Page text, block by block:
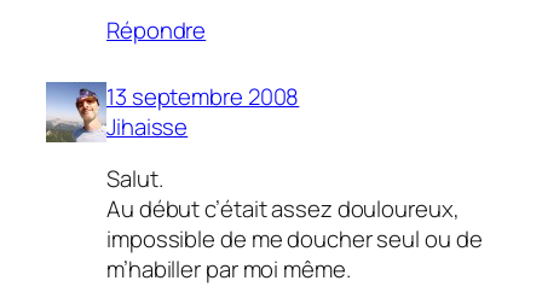
Répondre
13 septembre 2008
Jihaisse
Salut.
Au début c’était assez douloureux,
impossible de me doucher seul ou de
m’habiller par moi même.